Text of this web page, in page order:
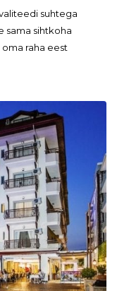
suhtega
sama sihtkoha
raha eest